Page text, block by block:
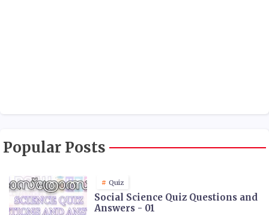
Popular Posts
Quiz
Social Science Quiz Questions and
Answers - 01